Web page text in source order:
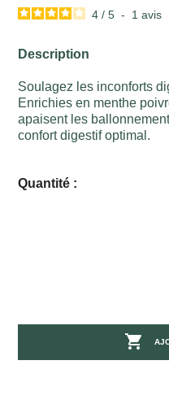
4 / 5 - 1avis
Description
Soulagez les inconforts
Enrichies en menthe
apaisent les
confort digestif optimal.
Quantité :
